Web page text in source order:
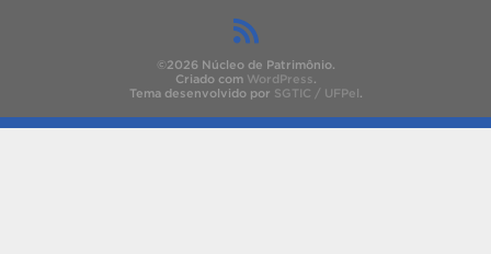
©2026 Núcleo de Patrimônio.
Criado com WordPress.
Tema desenvolvido por SGTIC / UFPel.